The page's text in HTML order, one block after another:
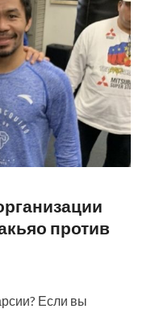
против
Если вы